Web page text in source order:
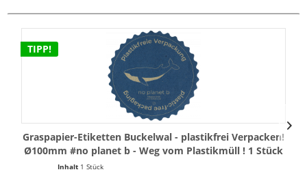
TIPP!
Graspapier-Etiketten Buckelwal - plastikfrei Verpacken!
Ø100mm #no planet b - Weg vom Plastikmüll ! 1 Stück
Inhalt 1 Stück